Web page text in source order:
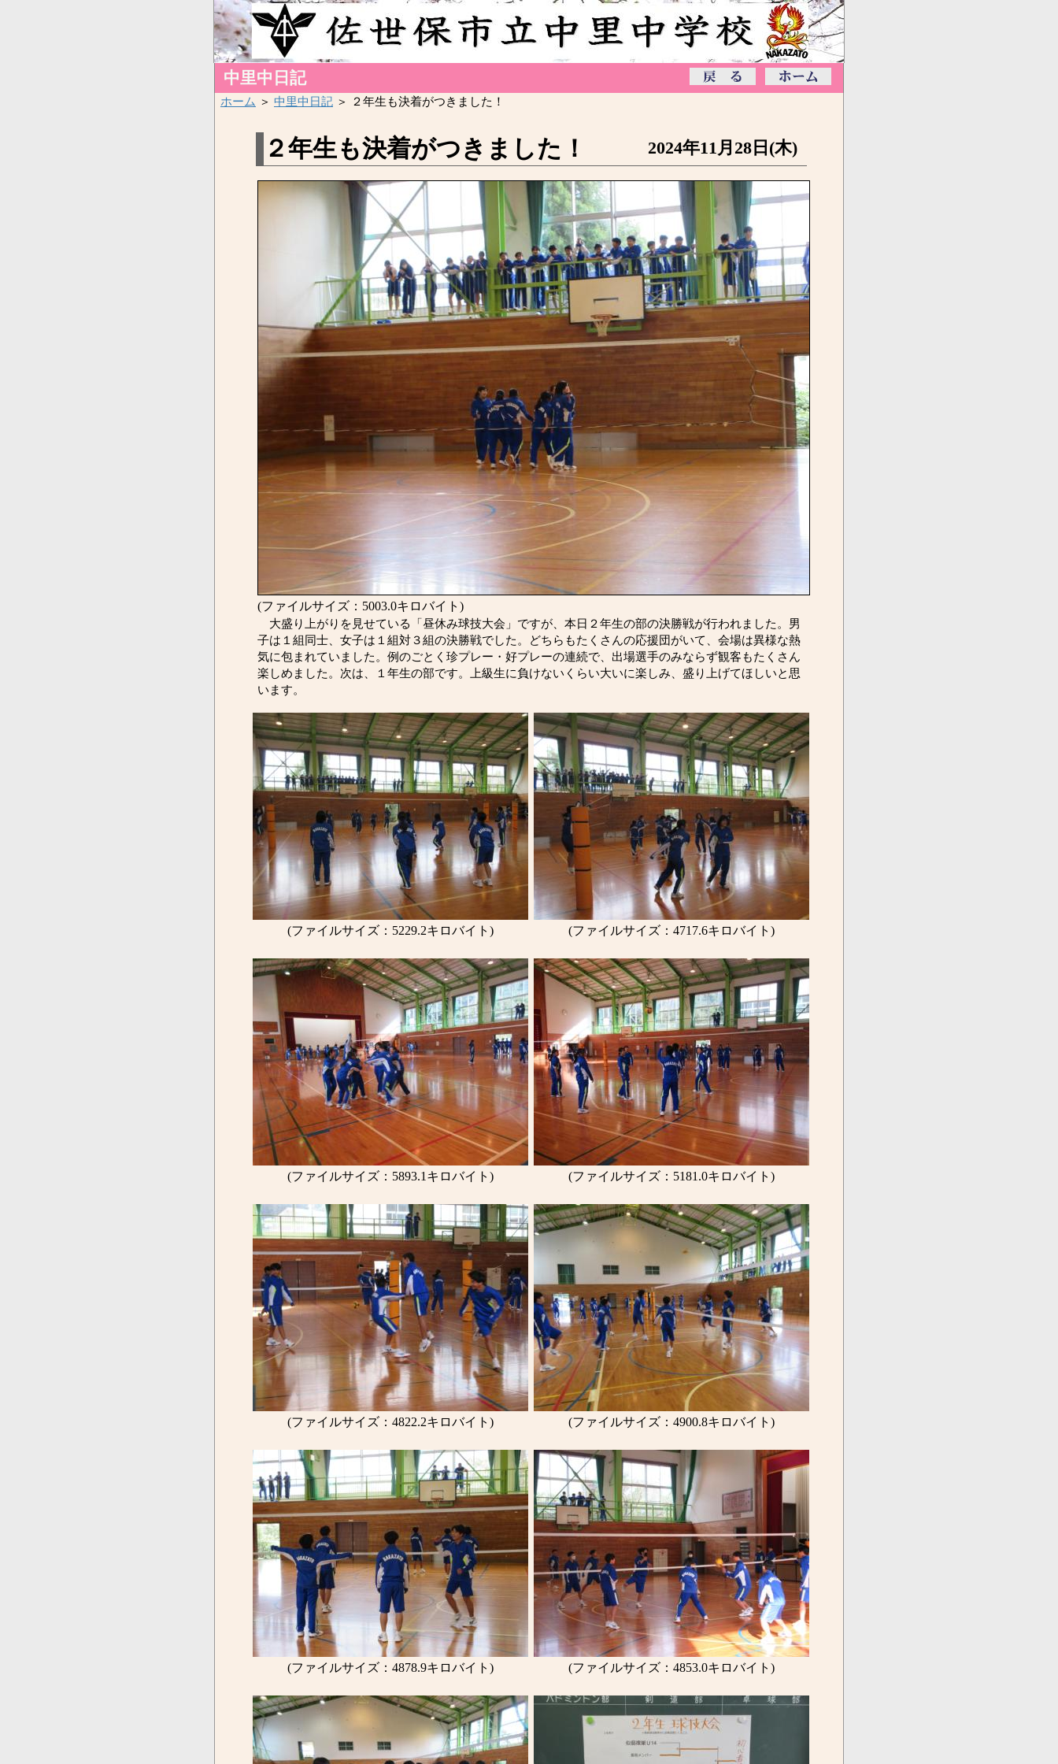
中里中日記
ホーム ＞ 中里中日記 ＞ ２年生も決着がつきました！
２年生も決着がつきました！ 2024年11月28日(木)
(ファイルサイズ：5003.0キロバイト)
大盛り上がりを見せている「昼休み球技大会」ですが、本日２年生の部の決勝戦が行われました。男
子は１組同士、女子は１組対３組の決勝戦でした。どちらもたくさんの応援団がいて、会場は異様な熱
気に包まれていました。例のごとく珍プレー・好プレーの連続で、出場選手のみならず観客もたくさん
楽しめました。次は、１年生の部です。上級生に負けないくらい大いに楽しみ、盛り上げてほしいと思
います。
(ファイルサイズ：5229.2キロバイト) (ファイルサイズ：4717.6キロバイト)
(ファイルサイズ：5893.1キロバイト) (ファイルサイズ：5181.0キロバイト)
(ファイルサイズ：4822.2キロバイト) (ファイルサイズ：4900.8キロバイト)
(ファイルサイズ：4878.9キロバイト) (ファイルサイズ：4853.0キロバイト)